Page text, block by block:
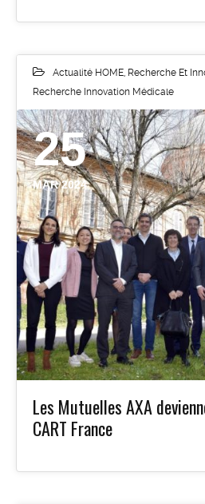
Actualité HOME, Recherche Et
Recherche Innovation Médicale
25
MAR 2024
Les Mutuelles AXA
CART France